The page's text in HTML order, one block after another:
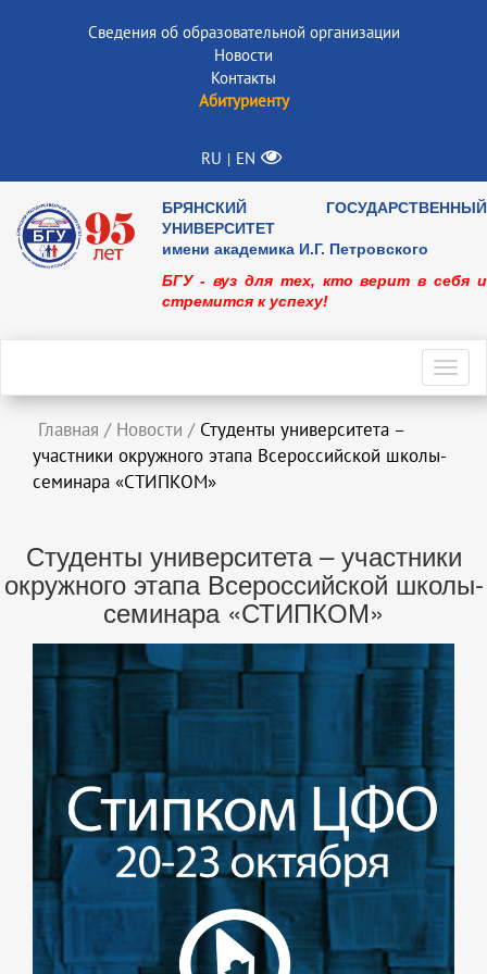
Сведения об образовательной организации
Новости
Контакты
Абитуриенту
RU | EN
БРЯНСКИЙ ГОСУДАРСТВЕННЫЙ
УНИВЕРСИТЕТ
имени академика И.Г. Петровского
БГУ - вуз для тех, кто верит в себя и
стремится к успеху!
Главная / Новости / Студенты университета –
участники окружного этапа Всероссийской школы-
семинара «СТИПКОМ»
Студенты университета – участники
окружного этапа Всероссийской школы-
семинара «СТИПКОМ»